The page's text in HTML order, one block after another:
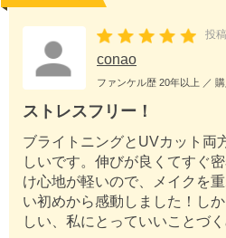
投
conao
ファンケル歴 20年以上 ／
ストレスフリー！
ブライトニングとUVカット両
しいです。伸びが良くてすぐ
け心地が軽いので、メイクを
い初めから感動しました！し
しい、私にとっていいことづ